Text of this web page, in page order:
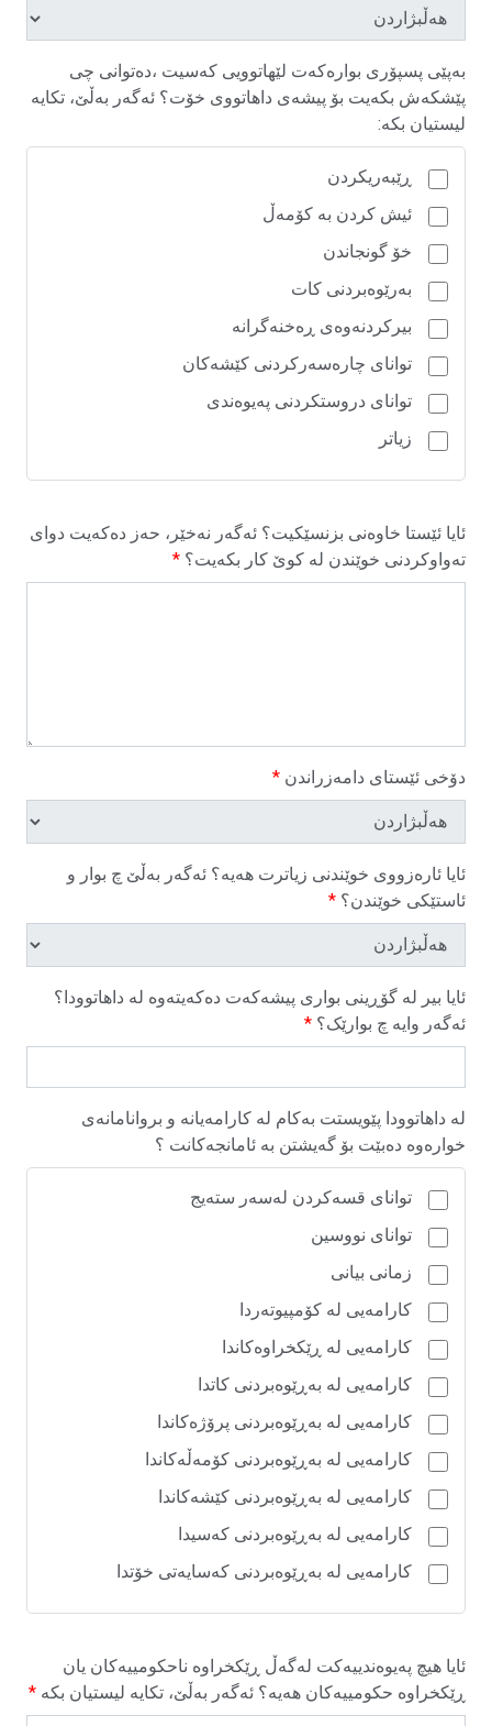
بەپێی پسپۆری بوارەکەت لێهاتوویی کەسیت ،دەتوانی چی
پێشکەش بکەیت بۆ پیشەی داهاتووی خۆت؟ ئەگەر بەڵێ، تکایە
لیستیان بکە:
ڕێبەریکردن
ئیش کردن بە کۆمەڵ
خۆ گونجاندن
بەرێوەبردنی کات
بیرکردنەوەی ڕەخنەگرانە
توانای چارەسەرکردنی کێشەکان
توانای دروستکردنی پەیوەندی
زیاتر
ئایا ئێستا خاوەنی بزنسێکیت؟ ئەگەر نەخێر، حەز دەکەیت دوای
تەواوکردنی خوێندن لە کوێ کار بکەیت؟ *
دۆخی ئێستای دامەزراندن *
ئایا ئارەزووی خوێندنی زیاترت هەیە؟ ئەگەر بەڵێ چ بوار و
ئاستێکی خوێندن؟ *
ئایا بیر لە گۆڕینی بواری پیشەکەت دەکەیتەوە لە داهاتوودا؟
ئەگەر وایە چ بوارێک؟ *
لە داهاتوودا پێویستت بەکام لە کارامەیانە و بروانامانەی
خوارەوە دەبێت بۆ گەیشتن بە ئامانجەکانت ؟
توانای قسەکردن لەسەر ستەیج
توانای نووسین
زمانی بیانی
کارامەیی لە کۆمپیوتەردا
کارامەیی لە ڕێکخراوەکاندا
کارامەیی لە بەڕێوەبردنی کاتدا
کارامەیی لە بەڕێوەبردنی پرۆژەکاندا
کارامەیی لە بەڕێوەبردنی کۆمەڵەکاندا
کارامەیی لە بەڕێوەبردنی کێشەکاندا
کارامەیی لە بەڕێوەبردنی کەسیدا
کارامەیی لە بەڕێوەبردنی کەسایەتی خۆتدا
ئایا هیچ پەیوەندییەکت لەگەڵ ڕێکخراوە ناحکومییەکان یان
ڕێکخراوە حکومییەکان هەیە؟ ئەگەر بەڵێ، تکایە لیستیان بکە *